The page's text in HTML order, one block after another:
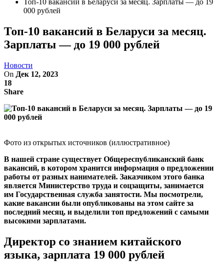
Топ-10 вакансий в Беларуси за месяц. Зарплаты — до 19
000 рублей
Топ-10 вакансий в Беларуси за месяц.
Зарплаты — до 19 000 рублей
Новости
On Дек 12, 2023
18
Share
Фото из открытых источников (иллюстративное)
В нашей стране существует Общереспубликанский банк
вакансий, в котором хранится информация о предложении
работы от разных нанимателей. Заказчиком этого банка
является Министерство труда и соцзащиты, занимается
им Государственная служба занятости. Мы посмотрели,
какие вакансии были опубликованы на этом сайте за
последний месяц, и выделили топ предложений с самыми
высокими зарплатами.
Директор со знанием китайского
языка, зарплата 19 000 рублей